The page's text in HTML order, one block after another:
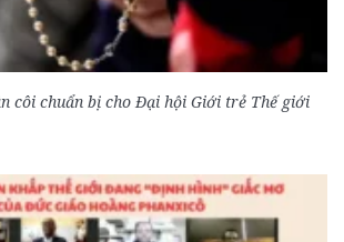
côi chuẩn bị cho Đại hội Giới trẻ Thế giới